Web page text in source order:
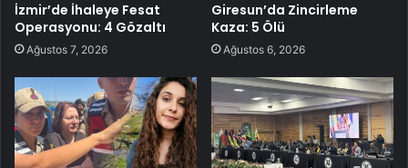
İzmir’de İhaleye Fesat
Operasyonu: 4 Gözaltı
Ağustos 7, 2026
Giresun’da Zincirleme
Kaza: 5 Ölü
Ağustos 6, 2026